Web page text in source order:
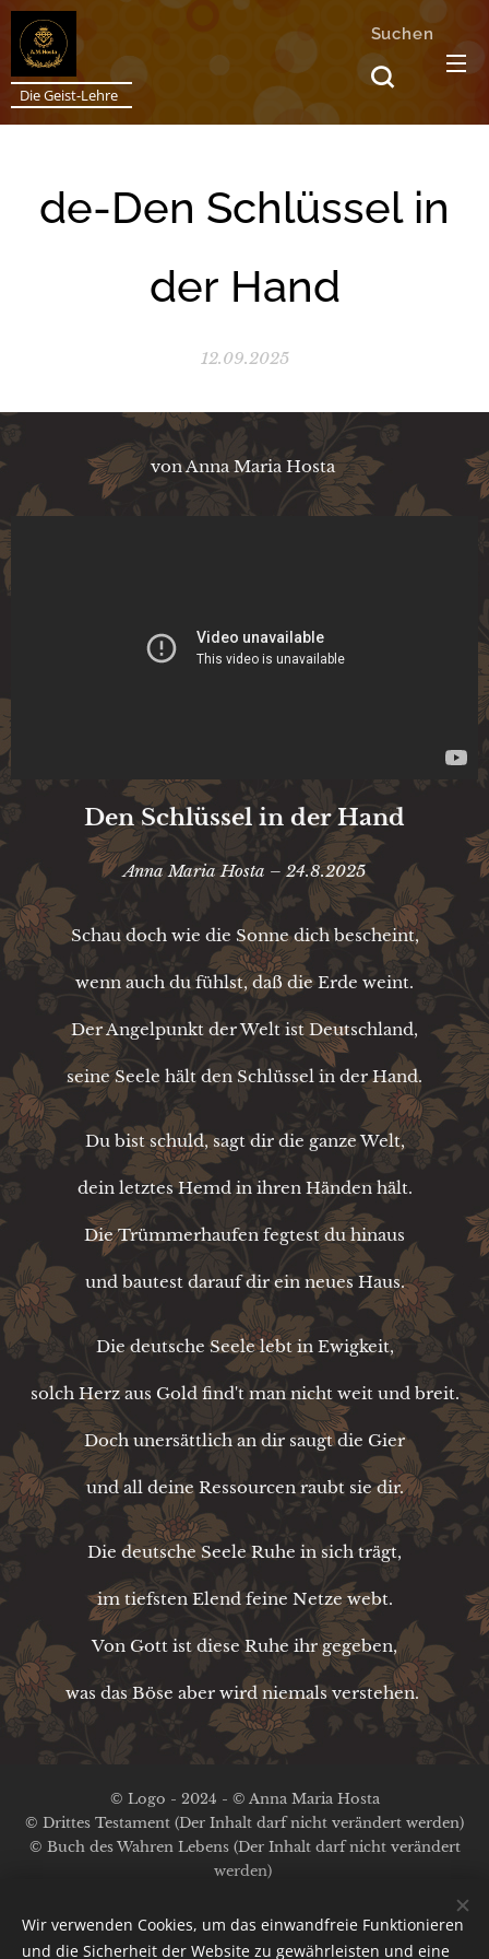
Die Geist-Lehre
Suchen
de-Den Schlüssel in
der Hand
12.09.2025
von Anna Maria Hosta
Den Schlüssel in der Hand
Anna Maria Hosta – 24.8.2025
Schau doch wie die Sonne dich bescheint,
wenn auch du fühlst, daß die Erde weint.
Der Angelpunkt der Welt ist Deutschland,
seine Seele hält den Schlüssel in der Hand.
Du bist schuld, sagt dir die ganze Welt,
dein letztes Hemd in ihren Händen hält.
Die Trümmerhaufen fegtest du hinaus
und bautest darauf dir ein neues Haus.
Die deutsche Seele lebt in Ewigkeit,
solch Herz aus Gold find't man nicht weit und breit.
Doch unersättlich an dir saugt die Gier
und all deine Ressourcen raubt sie dir.
Die deutsche Seele Ruhe in sich trägt,
im tiefsten Elend feine Netze webt.
Von Gott ist diese Ruhe ihr gegeben,
was das Böse aber wird niemals verstehen.
© Logo - 2024 - © Anna Maria Hosta
© Drittes Testament (Der Inhalt darf nicht verändert werden)
© Buch des Wahren Lebens (Der Inhalt darf nicht verändert
werden)
Impressum / Datenschutz
Wir verwenden Cookies, um das einwandfreie Funktionieren
und die Sicherheit der Website zu gewährleisten und eine